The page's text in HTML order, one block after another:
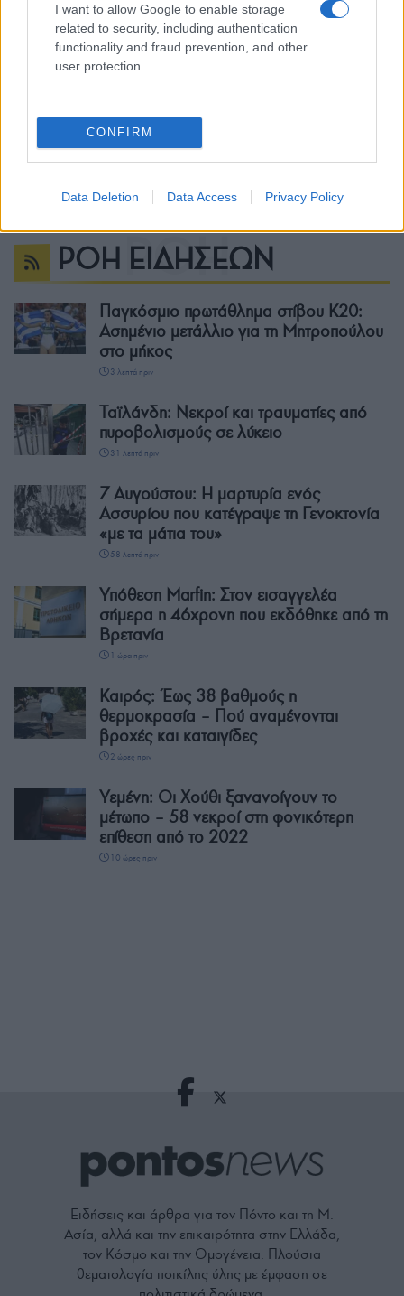
I want to allow Google to enable storage
related to security, including authentication
functionality and fraud prevention, and other
user protection.
CONFIRM
Data Deletion Data Access Privacy Policy
ΡΟΗ ΕΙΔΗΣΕΩΝ
Παγκόσμιο πρωτάθλημα στίβου Κ20:
Ασημένιο μετάλλιο για τη Μητροπούλου
στο μήκος
3 λεπτά πριν
Ταϊλάνδη: Νεκροί και τραυματίες από
πυροβολισμούς σε λύκειο
31 λεπτά πριν
7 Αυγούστου: Η μαρτυρία ενός
Ασσυρίου που κατέγραψε τη Γενοκτονία
«με τα μάτια του»
58 λεπτά πριν
Υπόθεση Marfin: Στον εισαγγελέα
σήμερα η 46χρονη που εκδόθηκε από τη
Βρετανία
1 ώρα πριν
Καιρός: Έως 38 βαθμούς η
θερμοκρασία – Πού αναμένονται
βροχές και καταιγίδες
2 ώρες πριν
Υεμένη: Οι Χούθι ξανανοίγουν το
μέτωπο – 58 νεκροί στη φονικότερη
επίθεση από το 2022
10 ώρες πριν
Ειδήσεις και άρθρα για τον Πόντο και τη Μ.
Ασία, αλλά και την επικαιρότητα στην Ελλάδα,
τον Κόσμο και την Ομογένεια. Πλούσια
θεματολογία ποικίλης ύλης με έμφαση σε